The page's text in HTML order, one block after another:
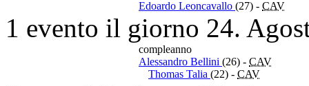
Edoardo Leoncavallo (27) - CAV
1 evento il giorno 24.
compleanno
Alessandro Bellini (26) - CAV
Thomas Talia (22) - CAV